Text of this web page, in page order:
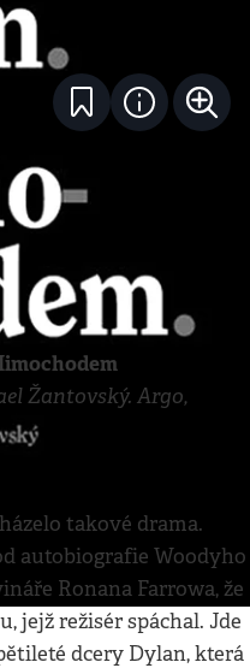
Žantovský. Argo,
takové drama.
autobiografie Woodyho
Ronana Farrowa, že
jejž režisér spáchal. Jde
dcery Dylan, která